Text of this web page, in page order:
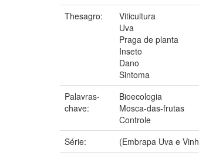
Thesagro:
Viticultura
Uva
Praga de planta
Inseto
Dano
Sintoma
Palavras-
chave:
Bioecologia
Mosca-das-frutas
Controle
Série:
(Embrapa Uva e